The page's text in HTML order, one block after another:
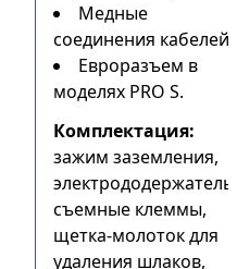
Медные
соединения кабелей;
Евроразъем в
моделях PRO S.
Комплектация:
зажим заземления,
электрододержатель,
съемные клеммы,
щетка-молоток для
удаления шлаков,